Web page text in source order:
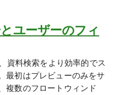
ユーザーのフィ
資料検索をより効率的でス
最初はプレビューのみをサ
複数のフロートウィンド